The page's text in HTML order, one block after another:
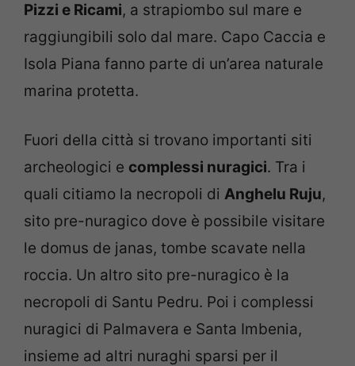
Pizzi e Ricami, a strapiombo sul mare e
raggiungibili solo dal mare. Capo Caccia e
Isola Piana fanno parte di un’area naturale
marina protetta.
Fuori della città si trovano importanti siti
archeologici e complessi nuragici. Tra i
quali citiamo la necropoli di Anghelu Ruju,
sito pre-nuragico dove è possibile visitare
le domus de janas, tombe scavate nella
roccia. Un altro sito pre-nuragico è la
necropoli di Santu Pedru. Poi i complessi
nuragici di Palmavera e Santa Imbenia,
insieme ad altri nuraghi sparsi per il